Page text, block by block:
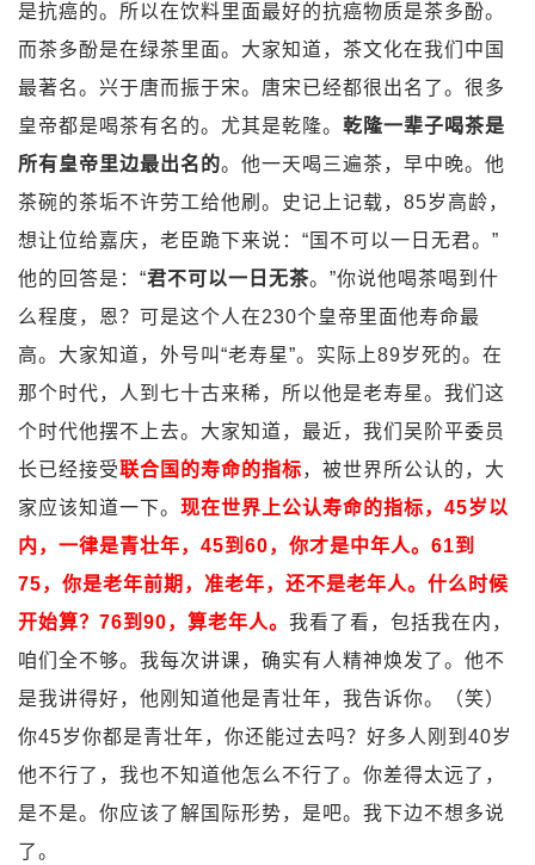
是抗癌的。所以在饮料里面最好的抗癌物质是茶多酚。
而茶多酚是在绿茶里面。大家知道，茶文化在我们中国
最著名。兴于唐而振于宋。唐宋已经都很出名了。很多
皇帝都是喝茶有名的。尤其是乾隆。 乾隆一辈子喝茶是
所有皇帝里边最出名的。他一天喝三遍茶，早中晚。他
茶碗的茶垢不许劳工给他刷。史记上记载，85岁高龄，
想让位给嘉庆，老臣跪下来说：“国不可以一日无君。”
他的回答是：“君不可以一日无茶。”你说他喝茶喝到什
么程度，恩？可是这个人在230个皇帝里面他寿命最
高。大家知道，外号叫“老寿星”。实际上89岁死的。在
那个时代，人到七十古来稀，所以他是老寿星。我们这
个时代他摆不上去。大家知道，最近，我们吴阶平委员
长已经接受联合国的寿命的指标，被世界所公认的，大
家应该知道一下。 现在世界上公认寿命的指标，45岁以
内，一律是青壮年，45到60，你才是中年人。61到
75，你是老年前期，准老年，还不是老年人。什么时候
开始算？76到90，算老年人。 我看了看，包括我在内，
咱们全不够。我每次讲课，确实有人精神焕发了。他不
是我讲得好，他刚知道他是青壮年，我告诉你。（笑）
你45岁你都是青壮年，你还能过去吗？好多人刚到40岁
他不行了，我也不知道他怎么不行了。你差得太远了，
是不是。你应该了解国际形势，是吧。我下边不想多说
了。